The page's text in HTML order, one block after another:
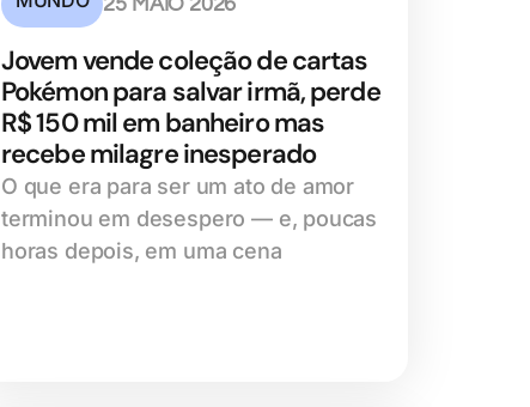
Jovem vende coleção de cartas
Pokémon para salvar irmã, perde
R$ 150 mil em banheiro mas
recebe milagre inesperado
O que era para ser um ato de amor
terminou em desespero — e, poucas
horas depois, em uma cena